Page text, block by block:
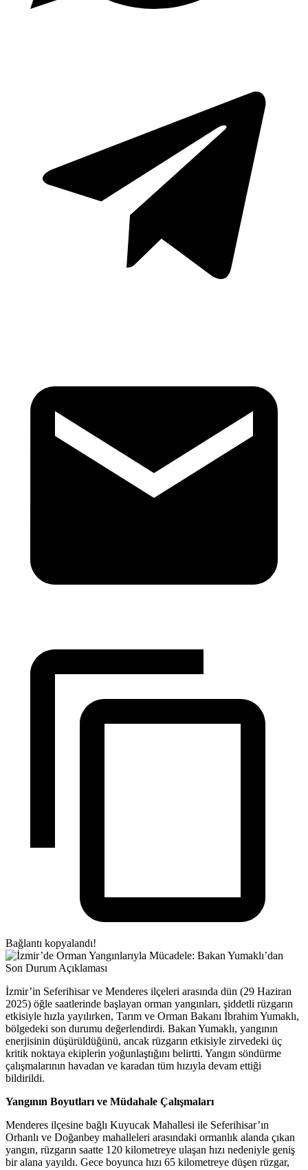
Bağlantı kopyalandı!
İzmir’in Seferihisar ve Menderes ilçeleri arasında dün (29 Haziran
2025) öğle saatlerinde başlayan orman yangınları, şiddetli rüzgarın
etkisiyle hızla yayılırken, Tarım ve Orman Bakanı İbrahim Yumaklı,
bölgedeki son durumu değerlendirdi. Bakan Yumaklı, yangının
enerjisinin düşürüldüğünü, ancak rüzgarın etkisiyle zirvedeki üç
kritik noktaya ekiplerin yoğunlaştığını belirtti. Yangın söndürme
çalışmalarının havadan ve karadan tüm hızıyla devam ettiği
bildirildi.
Yangının Boyutları ve Müdahale Çalışmaları
Menderes ilçesine bağlı Kuyucak Mahallesi ile Seferihisar’ın
Orhanlı ve Doğanbey mahalleleri arasındaki ormanlık alanda çıkan
yangın, rüzgarın saatte 120 kilometreye ulaşan hızı nedeniyle geniş
bir alana yayıldı. Gece boyunca hızı 65 kilometreye düşen rüzgar,